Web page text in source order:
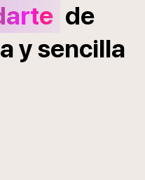
de
ysencilla